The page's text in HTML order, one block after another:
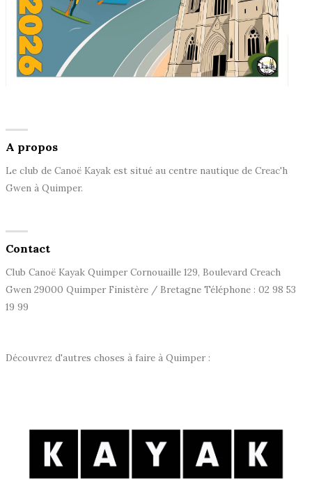
A propos
Le club de Canoë Kayak est situé au centre nautique de Creac'h
Gwen à Quimper.
Contact
Club Canoë Kayak Quimper Cornouaille 129, Boulevard Creach
Gwen 29000 Quimper Finistère / Bretagne Téléphone : 02 98 53
19 99
Découvrez d'autres choses à faire à Quimper :